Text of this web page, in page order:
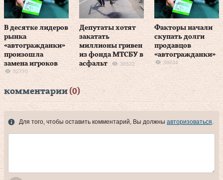
В десятке лидеров
рынка
«автогражданки»
произошла
замена игроков
52770
Депутаты хотят
закатать
миллионы гривен
из фонда МТСБУ в
асфальт
38522
Факторы начали
скупать долги
продавцов
«автогражданки»
38234
комментарии (0)
Для того, чтобы оставить комментарий, Вы должны авторизоваться.